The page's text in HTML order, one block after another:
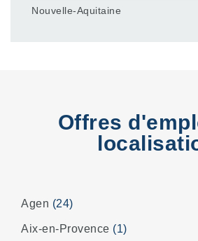
Nouvelle-Aquitaine
Offres
Agen (24)
Aix-en-Provence (1)